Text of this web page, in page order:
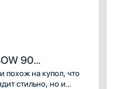
90
похож на купол, что
стильно, но и